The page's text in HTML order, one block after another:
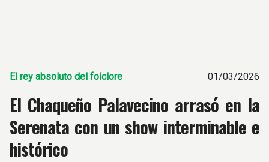
El rey absoluto del folclore 01/03/2026
El Chaqueño Palavecino arrasó en la
Serenata con un show interminable e
histórico